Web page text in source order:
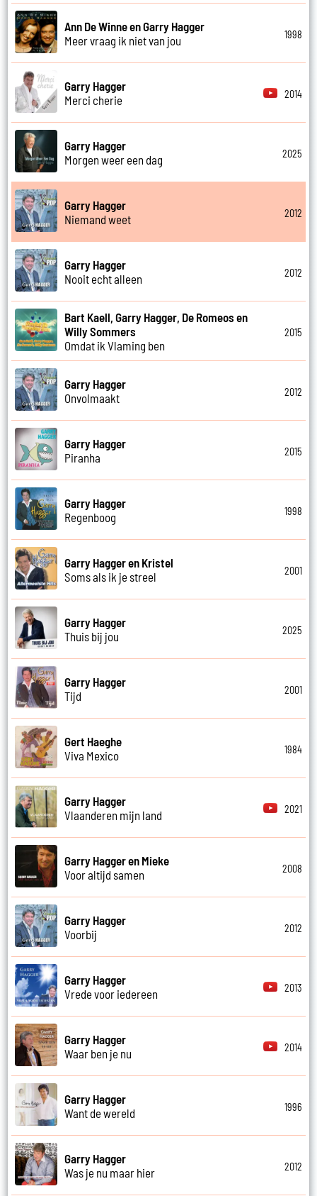
Ann De Winne en Garry Hagger
Meer vraag ik niet van jou
1998
Garry Hagger
Merci cherie
2014
Garry Hagger
Morgen weer een dag
2025
Garry Hagger
Niemand weet
2012
Garry Hagger
Nooit echt alleen
2012
Bart Kaell, Garry Hagger, De Romeos en
Willy Sommers
Omdat ik Vlaming ben
2015
Garry Hagger
Onvolmaakt
2012
Garry Hagger
Piranha
2015
Garry Hagger
Regenboog
1998
Garry Hagger en Kristel
Soms als ik je streel
2001
Garry Hagger
Thuis bij jou
2025
Garry Hagger
Tijd
2001
Gert Haeghe
Viva Mexico
1984
Garry Hagger
Vlaanderen mijn land
2021
Garry Hagger en Mieke
Voor altijd samen
2008
Garry Hagger
Voorbij
2012
Garry Hagger
Vrede voor iedereen
2013
Garry Hagger
Waar ben je nu
2014
Garry Hagger
Want de wereld
1996
Garry Hagger
Was je nu maar hier
2012